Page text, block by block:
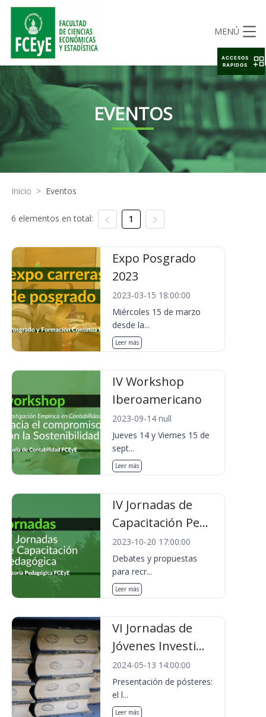
MENÚ
EVENTOS
Inicio > Eventos
6 elementos en total: 1
Expo Posgrado
2023
2023-03-15 18:00:00
Miércoles 15 de marzo
desde la...
Leer más
IV Workshop
Iberoamericano
2023-09-14 null
Jueves 14 y Viernes 15 de
sept...
Leer más
IV Jornadas de
Capacitación Pe...
2023-10-20 17:00:00
Debates y propuestas
para recr...
Leer más
VI Jornadas de
Jóvenes Investi...
2024-05-13 14:00:00
Presentación de pósteres:
el l...
Leer más
ACCESOS
RAPIDOS